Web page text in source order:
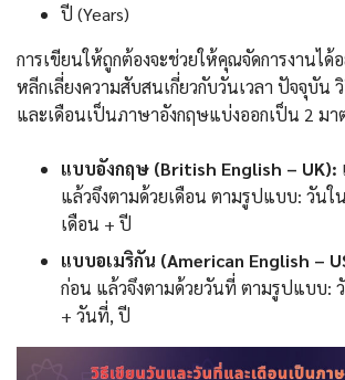
ปี (Years)
การเขียนให้ถูกต้องจะช่วยให้คุณจัดการงานได้
หลีกเลี่ยงความสับสนเกี่ยวกับวันเวลา ปัจจุบัน
และเดือนเป็นภาษาอังกฤษแบ่งออกเป็น 2 มา
แบบอังกฤษ (British English – UK):
แล้วจึงตามด้วยเดือน ตามรูปแบบ: วัน
เดือน + ปี
แบบอเมริกัน (American English –
ก่อน แล้วจึงตามด้วยวันที่ ตามรูปแบบ:
+ วันที่, ปี